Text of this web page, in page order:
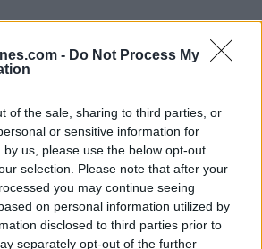
- Do Not Process My
of the sale, sharing to third parties, or
or sensitive information for
us, please use the below opt-out
selection. Please note that after your
you may continue seeing
on personal information utilized by
disclosed to third parties prior to
separately opt-out of the further
do Catar 2024 vs 2026